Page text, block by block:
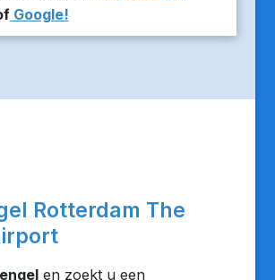
Google!
Rotterdam The
en zoekt u een